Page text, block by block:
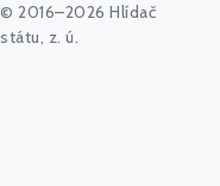
© 2016–2026 Hlídač
státu, z. ú.